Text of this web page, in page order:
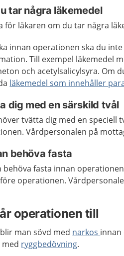
tar några läkemedel
för läkaren om du tar några
innan operationen ska du
Till exempel läkemedel
och acetylsalicylsyra. Om
läkemedel som innehåller
dig med en särskild tvål
tvätta dig med en speciell
Vårdpersonalen på
behöva fasta
behöva fasta innan
operationen.
operationen till
man sövd med narkos innan
ryggbedövning.